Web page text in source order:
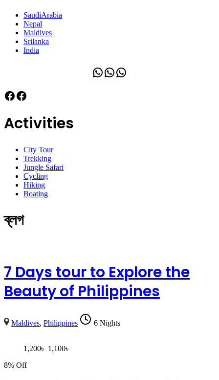
SaudiArabia
Nepal
Maldives
Srilanka
India
WhatsApp
WhatsApp
WhatsApp
Facebook
Facebook
Activities
City Tour
Trekking
Jungle Safari
Cycling
Hiking
Boating
ব্লগ
7 Days tour to Explore the
Beauty of Philippines
Maldives,Philippines 6 Nights
1,200৳ 1,100৳
8% Off